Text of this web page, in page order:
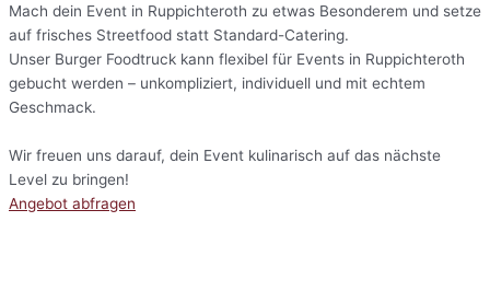
Mach dein Event in Ruppichteroth zu etwas Besonderem und setze
auf frisches Streetfood statt Standard-Catering.
Unser Burger Foodtruck kann flexibel für Events in Ruppichteroth
gebucht werden – unkompliziert, individuell und mit echtem
Geschmack.
Wir freuen uns darauf, dein Event kulinarisch auf das nächste
Level zu bringen!
Angebot abfragen